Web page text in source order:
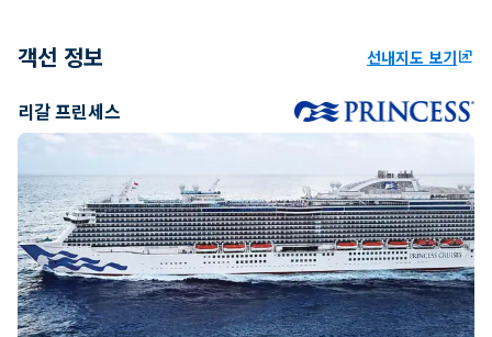
객선 정보 선내지도 보기ungroup
리갈 프린세스